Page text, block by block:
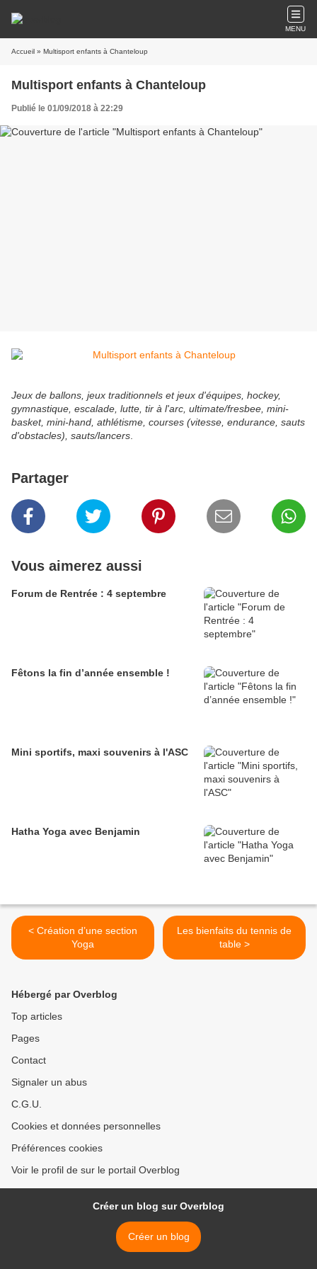
MENU
Accueil » Multisport enfants à Chanteloup
Multisport enfants à Chanteloup
Publié le 01/09/2018 à 22:29
Jeux de ballons, jeux traditionnels et jeux d'équipes, hockey,
gymnastique, escalade, lutte, tir à l'arc, ultimate/fresbee, mini-
basket, mini-hand, athlétisme, courses (vitesse, endurance, sauts
d'obstacles), sauts/lancers
Partager
Vous aimerez aussi
Forum de Rentrée : 4 septembre
Fêtons la fin d’année ensemble !
Mini sportifs, maxi souvenirs à l'ASC
Hatha Yoga avec Benjamin
< Création d’une section
Yoga
Les bienfaits du tennis de
table >
Hébergé par Overblog
Top articles
Pages
Contact
Signaler un abus
C.G.U.
Cookies et données personnelles
Préférences cookies
Voir le profil de sur le portail Overblog
Créer un blog sur Overblog
Créer un blog